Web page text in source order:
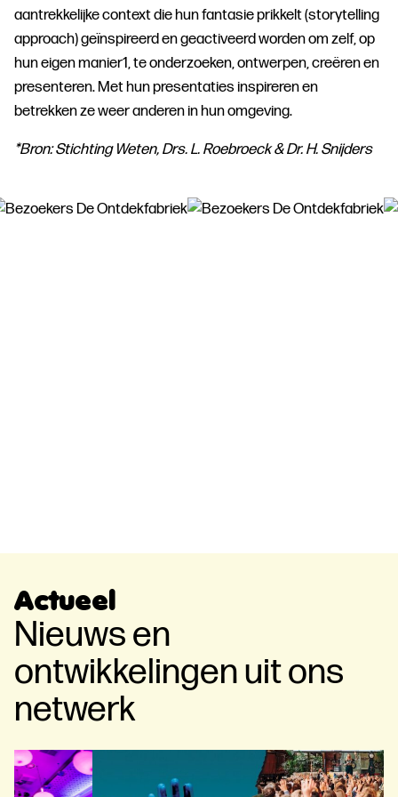
aantrekkelijke context die hun fantasie prikkelt (storytelling
approach) geïnspireerd en geactiveerd worden om zelf, op
hun eigen manier1, te onderzoeken, ontwerpen, creëren en
presenteren. Met hun presentaties inspireren en
betrekken ze weer anderen in hun omgeving.
*Bron: Stichting Weten, Drs. L. Roebroeck & Dr. H. Snijders
Actueel
Nieuws en
ontwikkelingen uit ons
netwerk